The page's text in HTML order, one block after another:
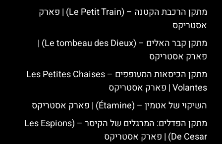
מתקן הרכבת הקטנה – (Le Petit Train) | פארק
אסטריקס
מתקן קבר האלים – (Le tombeau des Dieux) |
פארק אסטריקס
מתקן הכיסאות המעופפים – Les Petites Chaises
Volantes | פארק אסטריקס
השיקוי של אטמין – (Étamine) | פארק אסטריקס
מתקן הפדלים: המרגלים של הקיסר – (Les Espions
De Cesar) | פארק אסטריקס